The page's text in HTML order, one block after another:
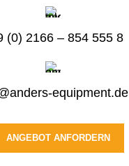
(0) 2166 – 854 555 8
equipment.de
ANGEBOT ANFORDERN